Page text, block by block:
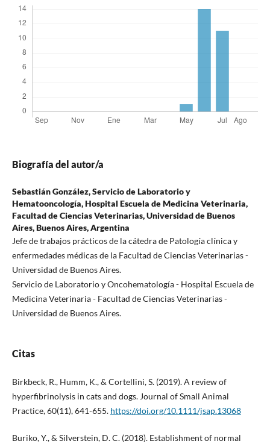
Biografía del autor/a
Sebastián González,Servicio de Laboratorio y
Hematooncología, Hospital Escuela de Medicina Veterinaria,
Facultad de Ciencias Veterinarias, Universidad de Buenos
Aires, Buenos Aires, Argentina
Jefe de trabajos prácticos de la cátedra de Patología clínica y
enfermedades médicas de la Facultad de Ciencias Veterinarias -
Universidad de Buenos Aires.
Servicio de Laboratorio y Oncohematología - Hospital Escuela de
Medicina Veterinaria - Facultad de Ciencias Veterinarias -
Universidad de Buenos Aires.
Citas
Birkbeck, R., Humm, K., & Cortellini, S. (2019). A review of
hyperfibrinolysis in cats and dogs. Journal of Small Animal
Practice, 60(11), 641-655. https://doi.org/10.1111/jsap.13068
Buriko, Y., & Silverstein, D. C. (2018). Establishment of normal